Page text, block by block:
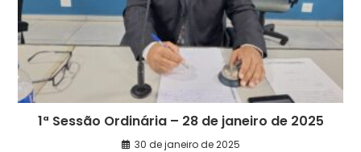
1ª Sessão Ordinária – 28 de janeiro de 2025
30 de janeiro de 2025